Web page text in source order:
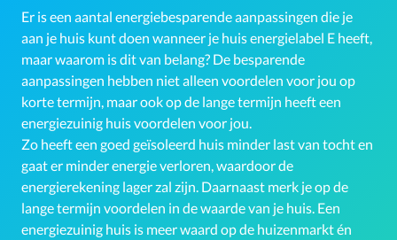
Er is een aantal energiebesparende aanpassingen die je
aan je huis kunt doen wanneer je huis energielabel E heeft,
maar waarom is dit van belang? De besparende
aanpassingen hebben niet alleen voordelen voor jou op
korte termijn, maar ook op de lange termijn heeft een
energiezuinig huis voordelen voor jou.
Zo heeft een goed geïsoleerd huis minder last van tocht en
gaat er minder energie verloren, waardoor de
energierekening lager zal zijn. Daarnaast merk je op de
lange termijn voordelen in de waarde van je huis. Een
energiezuinig huis is meer waard op de huizenmarkt én